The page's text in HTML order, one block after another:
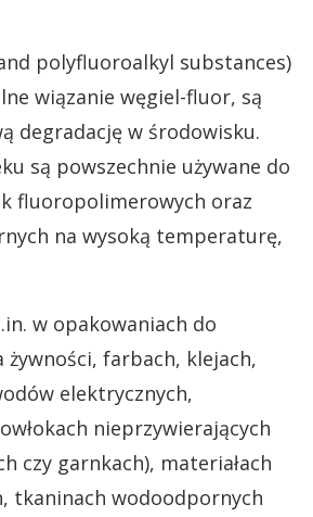
polyfluoroalkyl substances)
wiązanie węgiel-fluor, są
degradację w środowisku.
są powszechnie używane do
fluoropolimerowych oraz
na wysoką temperaturę,
w opakowaniach do
żywności, farbach, klejach,
elektrycznych,
nieprzywierających
czy garnkach), materiałach
tkaninach wodoodpornych